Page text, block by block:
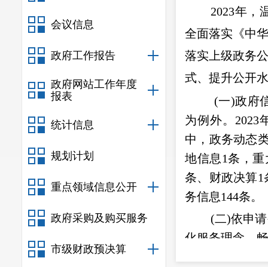
会议信息
政府工作报告
政府网站工作年度
报表
统计信息
规划计划
重点领域信息公开
政府采购及购买服务
市级财政预决算
2023年，
全面落实《中
落实上级政务
式、提升公开
(一)政府
为例外。2023
中，政务动态
地信息1条，
条、财政决算
务信息144条。
(二)依申
化服务理念，
(三)政府